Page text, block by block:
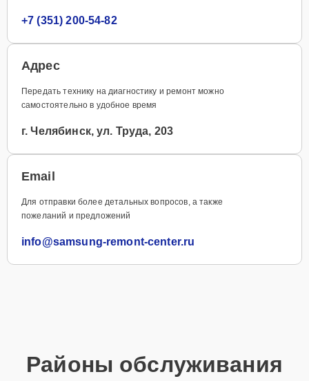
+7 (351) 200-54-82
Адрес
Передать технику на диагностику и ремонт можно
самостоятельно в удобное время
г. Челябинск, ул. Труда, 203
Email
Для отправки более детальных вопросов, а также
пожеланий и предложений
info@samsung-remont-center.ru
Районы обслуживания